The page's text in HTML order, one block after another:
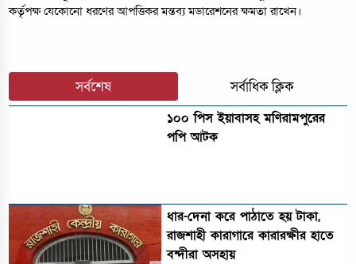
কর্তৃপক্ষ যেকোনো ধরণের আপত্তিকর মন্তব্য মডারেশনের ক্ষমতা রাখেন।
সর্বশেষ সর্বাধিক ক্লিক
১০০ পিস ইয়াবাসহ মণিরামপুরের
পপি আটক
ধার-দেনা করে পাঠাতে হয় টাকা,
রাজশাহী কারাগারে কারারক্ষীর হাতে
বন্দীরা অসহায়